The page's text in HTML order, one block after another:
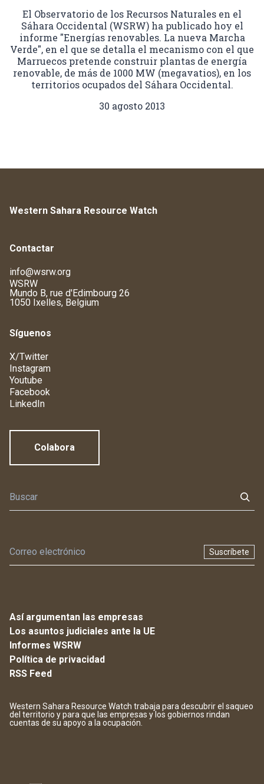
El Observatorio de los Recursos Naturales en el
Sáhara Occidental (WSRW) ha publicado hoy el
informe "Energías renovables. La nueva Marcha
Verde", en el que se detalla el mecanismo con el que
Marruecos pretende construir plantas de energía
renovable, de más de 1000 MW (megavatios), en los
territorios ocupados del Sáhara Occidental.
30 agosto 2013
Western Sahara Resource Watch
Contactar
info@wsrw.org
WSRW
Mundo B, rue d'Edimbourg 26
1050 Ixelles, Belgium
Síguenos
X/Twitter
Instagram
Youtube
Facebook
LinkedIn
Colabora
Suscríbete
Así argumentan las empresas
Los asuntos judiciales ante la UE
Informes WSRW
Política de privacidad
RSS Feed
Western Sahara Resource Watch trabaja para descubrir el saqueo
del territorio y para que las empresas y los gobiernos rindan
cuentas de su apoyo a la ocupación.